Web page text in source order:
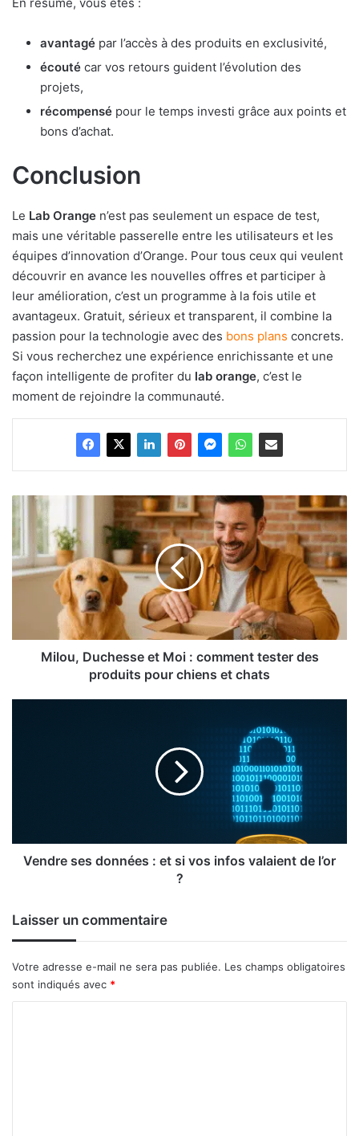
avantagé par l’accès à des produits en exclusivité,
écouté car vos retours guident l’évolution des
projets,
récompensé pour le temps investi grâce aux points et
bons d’achat.
Conclusion
Le Lab Orange n’est pas seulement un espace de test,
mais une véritable passerelle entre les utilisateurs et les
équipes d’innovation d’Orange. Pour tous ceux qui veulent
découvrir en avance les nouvelles offres et participer à
leur amélioration, c’est un programme à la fois utile et
avantageux. Gratuit, sérieux et transparent, il combine la
passion pour la technologie avec des bons plans concrets.
Si vous recherchez une expérience enrichissante et une
façon intelligente de profiter du lab orange, c’est le
moment de rejoindre la communauté.
Milou,
Duchesse
et
Moi
:
comment
produits
Milou, Duchesse et Moi : comment tester des
produits pour chiens et chats
valaient
deVendre ses données : et si vos infos valaient de l’or
?
Laisser un commentaire
Votre adresse e-mail ne sera pas publiée. Les champs obligatoires
sont indiqués avec *